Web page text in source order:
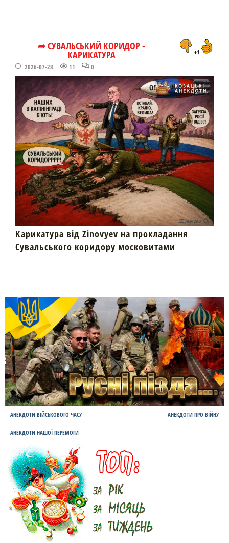
➦ СУВАЛЬСЬКИЙ КОРИДОР -
КАРИКАТУРА
2026-07-28 11 0
+1
Карикатура від Zinovyev на прокладання
Сувальського коридору московитами
АНЕКДОТИ ВІЙСЬКОВОГО ЧАСУ АНЕКДОТИ ПРО ВІЙНУ
АНЕКДОТИ НАШОЇ ПЕРЕМОГИ